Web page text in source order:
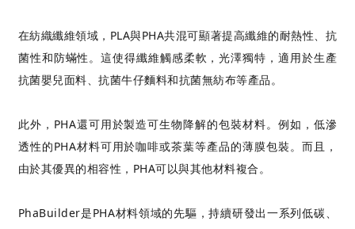
在紡織纖維領域，PLA與PHA共混可顯著提高纖維的耐熱性、抗
菌性和防蟎性。這使得纖維觸感柔軟，光澤獨特，適用於生產
抗菌嬰兒面料、抗菌牛仔麵料和抗菌無紡布等產品。
此外，PHA還可用於製造可生物降解的包裝材料。例如，低滲
透性的PHA材料可用於咖啡或茶葉等產品的薄膜包裝。而且，
由於其優異的相容性，PHA可以與其他材料複合。
PhaBuilder是PHA材料領域的先驅，持續研發出一系列低碳、